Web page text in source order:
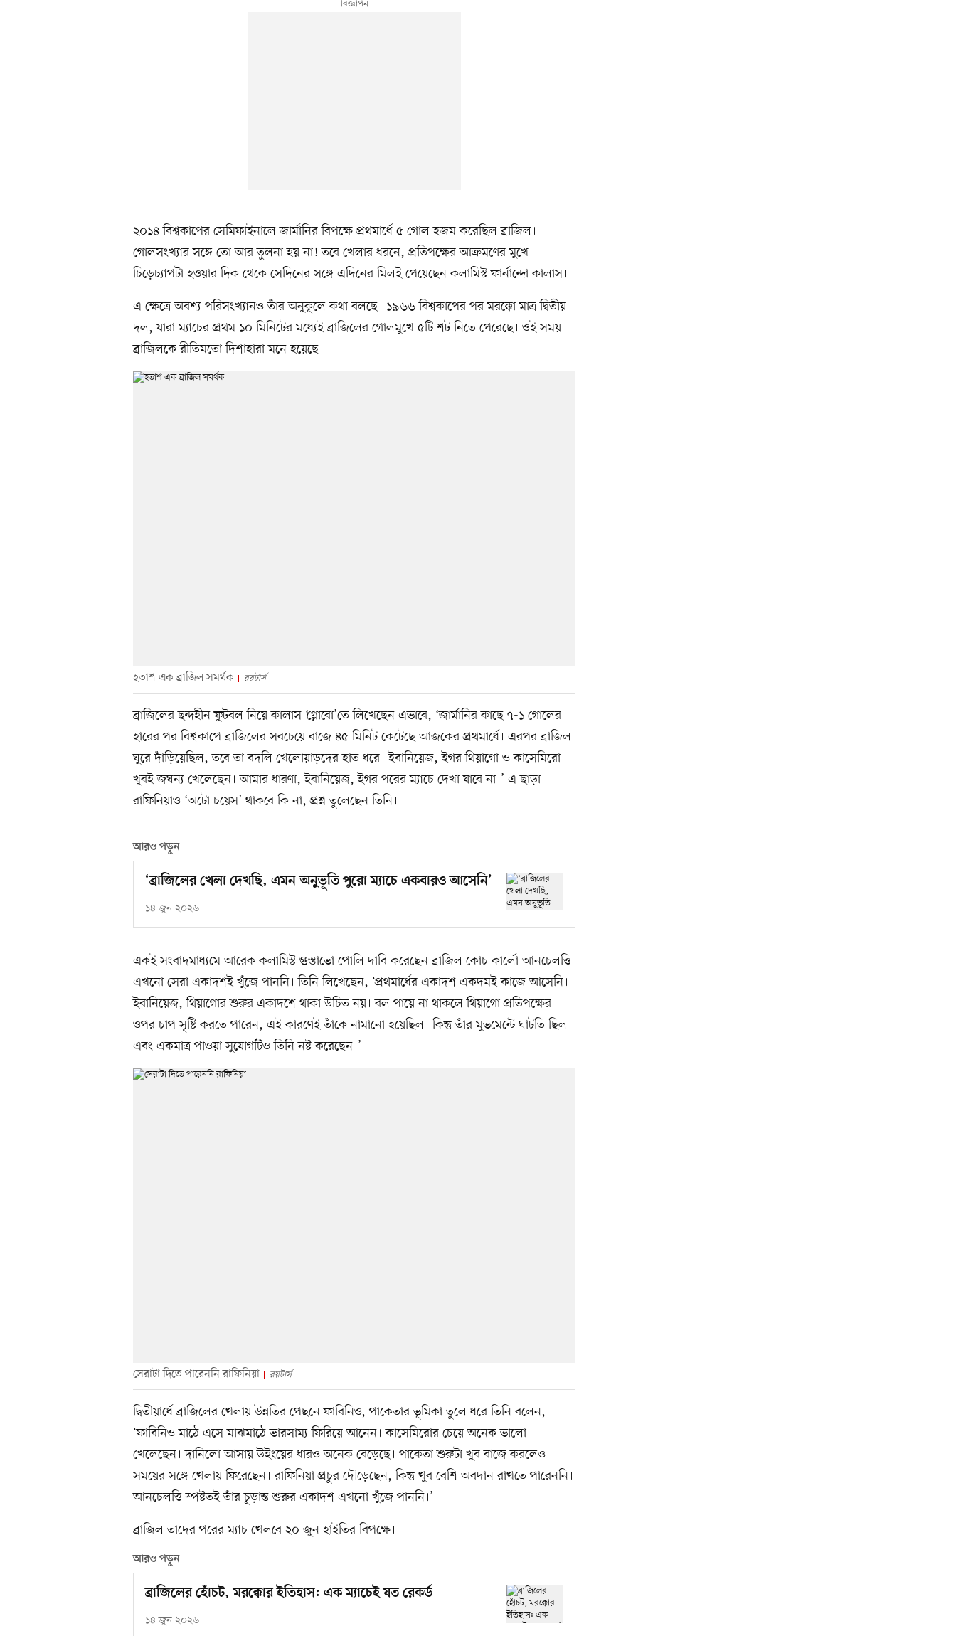
২০১৪ বিশ্বকাপের সেমিফাইনালে জার্মানির বিপক্ষে প্রথমার্ধে ৫ গোল হজম করেছিল ব্রাজিল।
গোলসংখ্যার সঙ্গে তো আর তুলনা হয় না! তবে খেলার ধরনে, প্রতিপক্ষের আক্রমণের মুখে
চিড়েচ্যাপটা হওয়ার দিক থেকে সেদিনের সঙ্গে এদিনের মিলই পেয়েছেন কলামিস্ট ফার্নান্দো কালাস।
এ ক্ষেত্রে অবশ্য পরিসংখ্যানও তাঁর অনুকূলে কথা বলছে। ১৯৬৬ বিশ্বকাপের পর মরক্কো মাত্র দ্বিতীয়
দল, যারা ম্যাচের প্রথম ১০ মিনিটের মধ্যেই ব্রাজিলের গোলমুখে ৫টি শট নিতে পেরেছে। ওই সময়
ব্রাজিলকে রীতিমতো দিশাহারা মনে হয়েছে।
হতাশ এক ব্রাজিল সমর্থক রয়টার্স
ব্রাজিলের ছন্দহীন ফুটবল নিয়ে কালাস ‘গ্লোবো’তে লিখেছেন এভাবে, ‘জার্মানির কাছে ৭-১ গোলের
হারের পর বিশ্বকাপে ব্রাজিলের সবচেয়ে বাজে ৪৫ মিনিট কেটেছে আজকের প্রথমার্ধে। এরপর ব্রাজিল
ঘুরে দাঁড়িয়েছিল, তবে তা বদলি খেলোয়াড়দের হাত ধরে। ইবানিয়েজ, ইগর থিয়াগো ও কাসেমিরো
খুবই জঘন্য খেলেছেন। আমার ধারণা, ইবানিয়েজ, ইগর পরের ম্যাচে দেখা যাবে না।’ এ ছাড়া
রাফিনিয়াও ‘অটো চয়েস’ থাকবে কি না, প্রশ্ন তুলেছেন তিনি।
আরও পড়ুন
‘ব্রাজিলের খেলা দেখছি, এমন অনুভূতি পুরো ম্যাচে একবারও আসেনি’
১৪ জুন ২০২৬
একই সংবাদমাধ্যমে আরেক কলামিস্ট গুস্তাভো পোলি দাবি করেছেন ব্রাজিল কোচ কার্লো আনচেলত্তি
এখনো সেরা একাদশই খুঁজে পাননি। তিনি লিখেছেন, ‘প্রথমার্ধের একাদশ একদমই কাজে আসেনি।
ইবানিয়েজ, থিয়াগোর শুরুর একাদশে থাকা উচিত নয়। বল পায়ে না থাকলে থিয়াগো প্রতিপক্ষের
ওপর চাপ সৃষ্টি করতে পারেন, এই কারণেই তাঁকে নামানো হয়েছিল। কিন্তু তাঁর মুভমেন্টে ঘাটতি ছিল
এবং একমাত্র পাওয়া সুযোগটিও তিনি নষ্ট করেছেন।’
সেরাটা দিতে পারেননি রাফিনিয়া রয়টার্স
দ্বিতীয়ার্ধে ব্রাজিলের খেলায় উন্নতির পেছনে ফাবিনিও, পাকেতার ভূমিকা তুলে ধরে তিনি বলেন,
‘ফাবিনিও মাঠে এসে মাঝমাঠে ভারসাম্য ফিরিয়ে আনেন। কাসেমিরোর চেয়ে অনেক ভালো
খেলেছেন। দানিলো আসায় উইংয়ের ধারও অনেক বেড়েছে। পাকেতা শুরুটা খুব বাজে করলেও
সময়ের সঙ্গে খেলায় ফিরেছেন। রাফিনিয়া প্রচুর দৌড়েছেন, কিন্তু খুব বেশি অবদান রাখতে পারেননি।
আনচেলত্তি স্পষ্টতই তাঁর চূড়ান্ত শুরুর একাদশ এখনো খুঁজে পাননি।’
ব্রাজিল তাদের পরের ম্যাচ খেলবে ২০ জুন হাইতির বিপক্ষে।
আরও পড়ুন
ব্রাজিলের হোঁচট, মরক্কোর ইতিহাস: এক ম্যাচেই যত রেকর্ড
১৪ জুন ২০২৬